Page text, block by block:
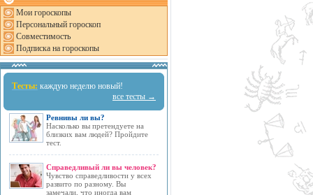
Мои гороскопы
Персональный гороскоп
Совместимость
Подписка на гороскопы
Тесты: каждую неделю новый!
все тесты →
Ревнивы ли вы?
Насколько вы претендуете на
близких вам людей? Пройдите
тест.
Справедливый ли вы человек?
Чувство справедливости у всех
развито по разному. Вы
замечали, что иногда вам